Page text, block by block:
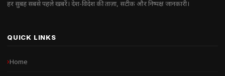
हर सुबह सबसे पहले खबरें। देश-विदेश की ताज़ा, सटीक और निष्पक्ष जानकारी।
QUICK LINKS
Home